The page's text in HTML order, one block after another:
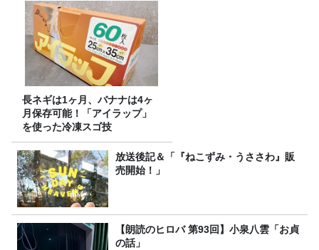
長ネギは1ヶ月、バナナは4ヶ
月保存可能！「アイラップ」
を使った冷凍スゴ技
放送後記＆「『ねこずみ・うささわ』販
売開始！」
【朗読のヒロバ 第93回】小泉八雲「お貞
の話」